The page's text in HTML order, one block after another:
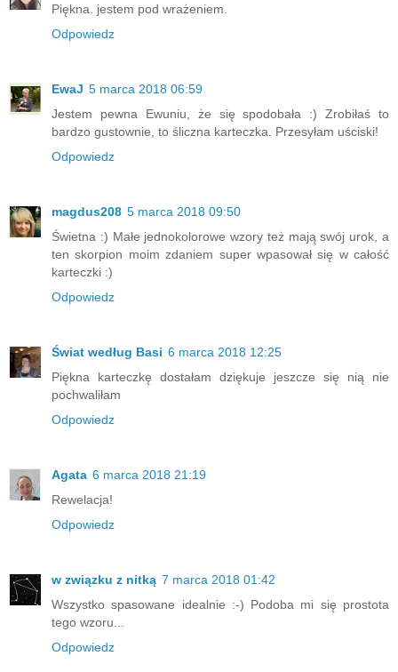
Piękna. jestem pod wrażeniem.
Odpowiedz
EwaJ 5 marca 2018 06:59
Jestem pewna Ewuniu, że się spodobała :) Zrobiłaś to
bardzo gustownie, to śliczna karteczka. Przesyłam uściski!
Odpowiedz
magdus208 5 marca 2018 09:50
Świetna :) Małe jednokolorowe wzory też mają swój urok, a
ten skorpion moim zdaniem super wpasował się w całość
karteczki :)
Odpowiedz
Świat według Basi 6 marca 2018 12:25
Piękna karteczkę dostałam dziękuje jeszcze się nią nie
pochwaliłam
Odpowiedz
Agata 6 marca 2018 21:19
Rewelacja!
Odpowiedz
w związku z nitką 7 marca 2018 01:42
Wszystko spasowane idealnie :-) Podoba mi się prostota
tego wzoru...
Odpowiedz